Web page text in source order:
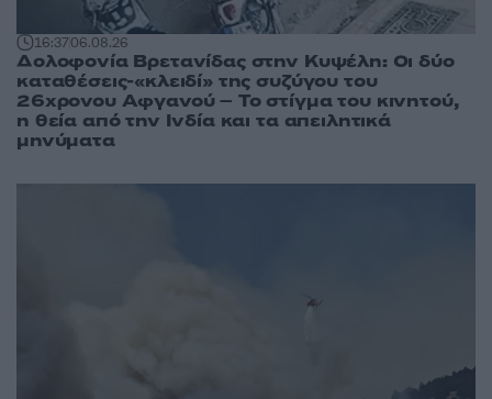
16:3706.08.26
Δολοφονία Βρετανίδας στην Κυψέλη: Οι δύο
καταθέσεις-«κλειδί» της συζύγου του
26χρονου Αφγανού – Το στίγμα του κινητού,
η θεία από την Ινδία και τα απειλητικά
μηνύματα